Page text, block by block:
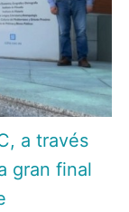
a través
gran final